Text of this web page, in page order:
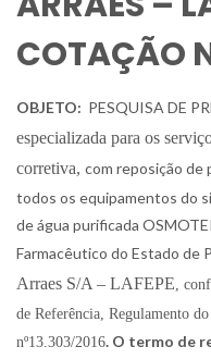
COTAÇÃO
OBJETO: PESQUISA DE
especializada para os
corretiva, com reposição de
todos os equipamentos do
de água purificada
Farmacêutico do Estado de
Arraes S/A – LAFEPE,
de Referência, Regulamento
nº13.303/2016. O termo de